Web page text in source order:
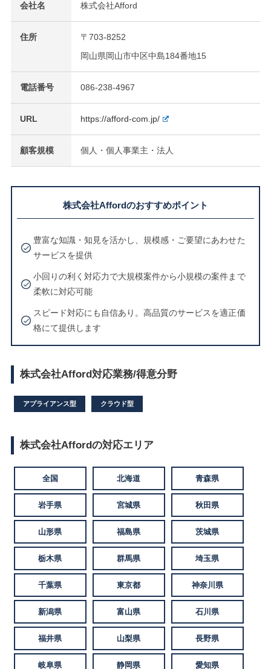
会社名 株式会社Afford
住所
〒703-8252
岡山県岡山市中区中島184番地15
電話番号 086-238-4967
URL https://afford-com.jp/
顧客規模 個人・個人事業主・法人
株式会社Affordのおすすめポイント
豊富な知識・知見を活かし、規模感・ご要望にあわせた
サービスを提供
小回りの利く対応力で大規模案件から小規模の案件まで
柔軟に対応可能
スピード対応にも自信あり。高品質のサービスを適正価
格にて提供します
株式会社Afford対応業務/得意分野
アプライアンス型 クラウド型
株式会社Affordの対応エリア
全国 北海道 青森県
岩手県 宮城県 秋田県
山形県 福島県 茨城県
栃木県 群馬県 埼玉県
千葉県 東京都 神奈川県
新潟県 富山県 石川県
福井県 山梨県 長野県
岐阜県 静岡県 愛知県